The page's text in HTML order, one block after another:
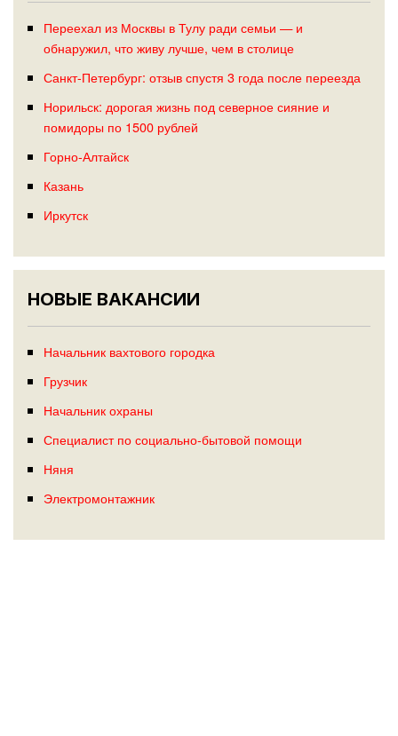
Переехал из Москвы в Тулу ради семьи — и
обнаружил, что живу лучше, чем в столице
Санкт-Петербург: отзыв спустя 3 года после переезда
Норильск: дорогая жизнь под северное сияние и
помидоры по 1500 рублей
Горно-Алтайск
Казань
Иркутск
НОВЫЕ ВАКАНСИИ
Начальник вахтового городка
Грузчик
Начальник охраны
Специалист по социально‑бытовой помощи
Няня
Электромонтажник